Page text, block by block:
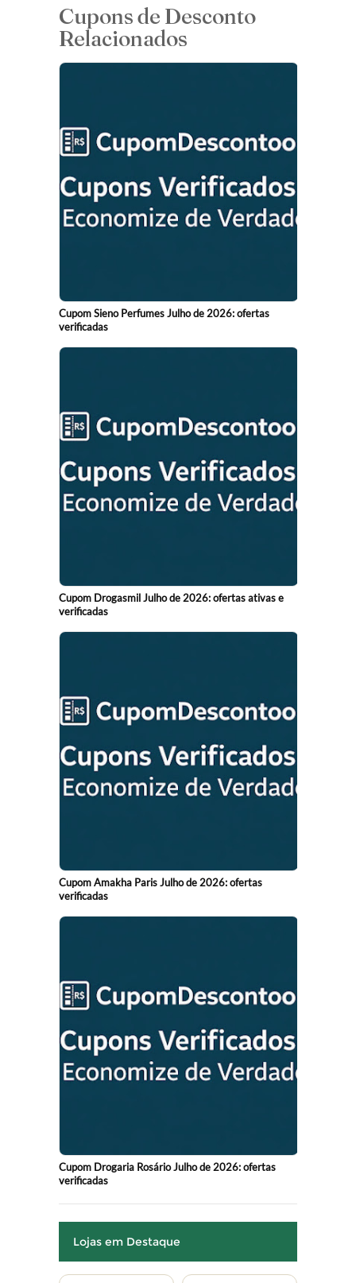
Cupons de Desconto
Relacionados
Cupom Sieno Perfumes Julho de 2026: ofertas
verificadas
Cupom Drogasmil Julho de 2026: ofertas ativas e
verificadas
Cupom Amakha Paris Julho de 2026: ofertas
verificadas
Cupom Drogaria Rosário Julho de 2026: ofertas
verificadas
Lojas em Destaque